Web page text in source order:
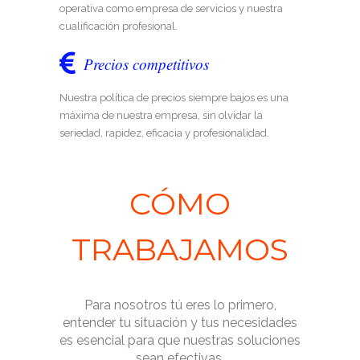
operativa como empresa de servicios y nuestra
cualificación profesional.
Precios competitivos
Nuestra política de precios siempre bajos es una
máxima de nuestra empresa, sin olvidar la
seriedad, rapidez, eficacia y profesionalidad.
CÓMO
TRABAJAMOS
Para nosotros tú eres lo primero,
entender tu situación y tus necesidades
es esencial para que nuestras soluciones